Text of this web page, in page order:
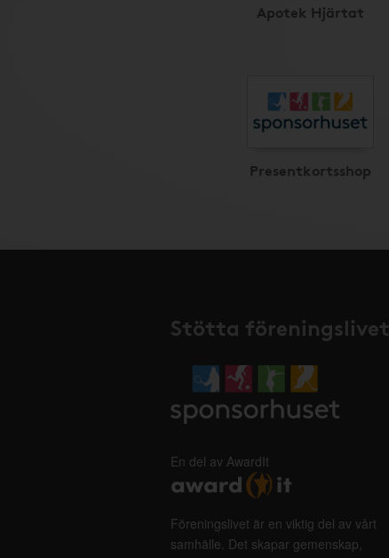
Apotek Hjärtat
Presentkortsshop
Stötta föreningslivet
En del av AwardIt
Föreningslivet är en viktig del av vårt
samhälle. Det skapar gemenskap,